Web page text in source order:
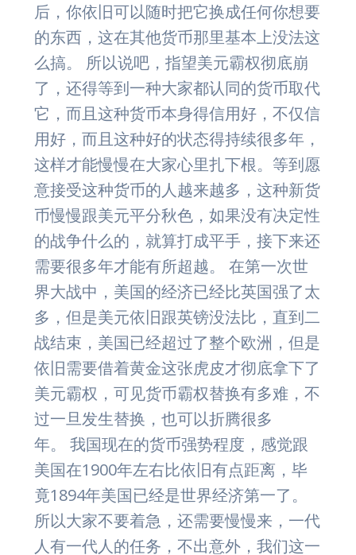
后，你依旧可以随时把它换成任何你想要
的东西，这在其他货币那里基本上没法这
么搞。 所以说吧，指望美元霸权彻底崩
了，还得等到一种大家都认同的货币取代
它，而且这种货币本身得信用好，不仅信
用好，而且这种好的状态得持续很多年，
这样才能慢慢在大家心里扎下根。等到愿
意接受这种货币的人越来越多，这种新货
币慢慢跟美元平分秋色，如果没有决定性
的战争什么的，就算打成平手，接下来还
需要很多年才能有所超越。 在第一次世
界大战中，美国的经济已经比英国强了太
多，但是美元依旧跟英镑没法比，直到二
战结束，美国已经超过了整个欧洲，但是
依旧需要借着黄金这张虎皮才彻底拿下了
美元霸权，可见货币霸权替换有多难，不
过一旦发生替换，也可以折腾很多
年。 我国现在的货币强势程度，感觉跟
美国在1900年左右比依旧有点距离，毕
竟1894年美国已经是世界经济第一了。
所以大家不要着急，还需要慢慢来，一代
人有一代人的任务，不出意外，我们这一